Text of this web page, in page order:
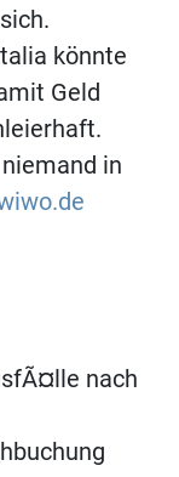
könnte
Geld
in
nach